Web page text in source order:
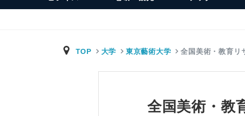
TOP 大学 東京藝術大学 全国美術・教育リ
全国美術・教